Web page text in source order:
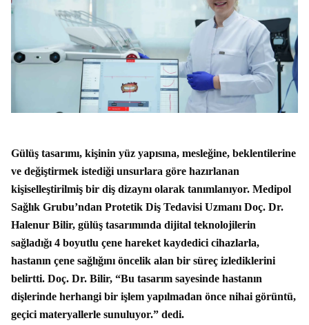
Gülüş tasarımı, kişinin yüz yapısına, mesleğine, beklentilerine
ve değiştirmek istediği unsurlara göre hazırlanan
kişiselleştirilmiş bir diş dizaynı olarak tanımlanıyor. Medipol
Sağlık Grubu’ndan Protetik Diş Tedavisi Uzmanı Doç. Dr.
Halenur Bilir, gülüş tasarımında dijital teknolojilerin
sağladığı 4 boyutlu çene hareket kaydedici cihazlarla,
hastanın çene sağlığını öncelik alan bir süreç izlediklerini
belirtti. Doç. Dr. Bilir, “Bu tasarım sayesinde hastanın
dişlerinde herhangi bir işlem yapılmadan önce nihai görüntü,
geçici materyallerle sunuluyor.” dedi.